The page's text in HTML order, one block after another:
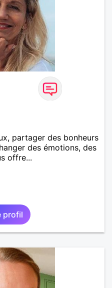
partager des bonheurs
des émotions, des
offre...
profil